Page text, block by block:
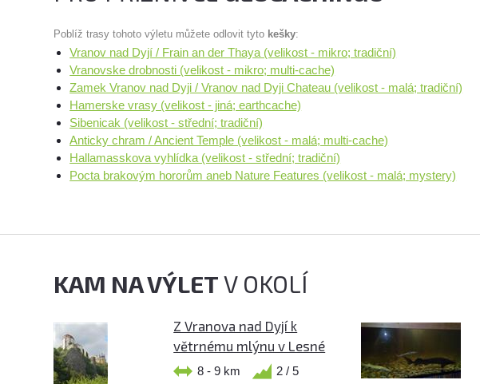
Poblíž trasy tohoto výletu můžete odlovit tyto kešky:
Vranov nad Dyjí / Frain an der Thaya (velikost - mikro; tradiční)
Vranovske drobnosti (velikost - mikro; multi-cache)
Zamek Vranov nad Dyji / Vranov nad Dyji Chateau (velikost - malá; tradiční)
Hamerske vrasy (velikost - jiná; earthcache)
Sibenicak (velikost - střední; tradiční)
Anticky chram / Ancient Temple (velikost - malá; multi-cache)
Hallamasskova vyhlídka (velikost - střední; tradiční)
Pocta brakovým hororům aneb Nature Features (velikost - malá; mystery)
KAM NA VÝLETV OKOLÍ
Z Vranova nad Dyjí k
větrnému mlýnu v Lesné
8 - 9 km 2 / 5